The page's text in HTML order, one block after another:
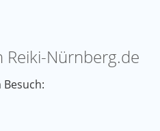
Reiki-Nürnberg.de